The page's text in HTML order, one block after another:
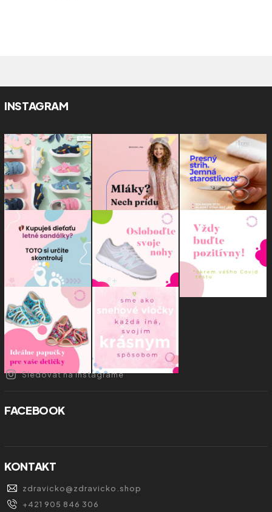
INSTAGRAM
Sledovať na Instagrame
FACEBOOK
KONTAKT
zdravicko@zdravicko.shop
+421 905 846 306